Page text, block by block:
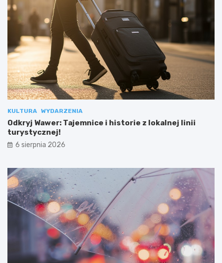
KULTURA WYDARZENIA
Odkryj Wawer: Tajemnice i historie z lokalnej linii
turystycznej!
6 sierpnia 2026